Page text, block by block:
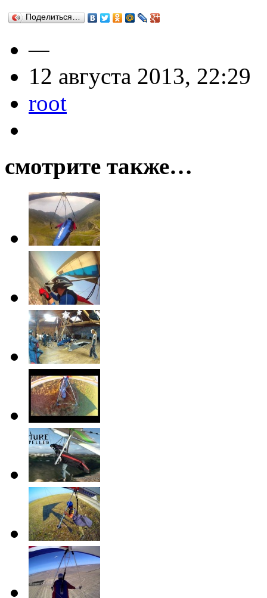
Поделиться…
—
12 августа 2013, 22:29
root
смотрите также…